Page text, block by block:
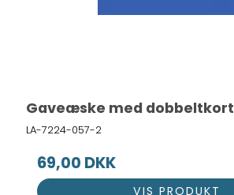
Gaveæske med dobbeltkort
LA-7224-057-2
69,00 DKK
VIS PRODUKT